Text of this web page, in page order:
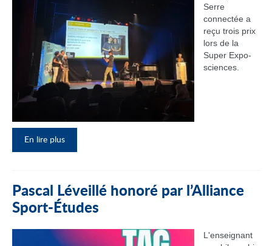
Serre
connectée a
reçu trois prix
lors de la
Super Expo-
sciences.
En lire plus
Pascal Léveillé honoré par l’Alliance
Sport-Études
L'enseignant